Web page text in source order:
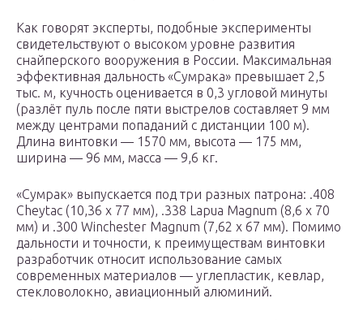
Как говорят эксперты, подобные эксперименты
свидетельствуют о высоком уровне развития
снайперского вооружения в России. Максимальная
эффективная дальность «Сумрака» превышает 2,5
тыс. м, кучность оценивается в 0,3 угловой минуты
(разлёт пуль после пяти выстрелов составляет 9 мм
между центрами попаданий с дистанции 100 м).
Длина винтовки — 1570 мм, высота — 175 мм,
ширина — 96 мм, масса — 9,6 кг.
«Сумрак» выпускается под три разных патрона: .408
Cheytac (10,36 x 77 мм), .338 Lapua Magnum (8,6 x 70
мм) и .300 Winchester Magnum (7,62 x 67 мм). Помимо
дальности и точности, к преимуществам винтовки
разработчик относит использование самых
современных материалов — углепластик, кевлар,
стекловолокно, авиационный алюминий.